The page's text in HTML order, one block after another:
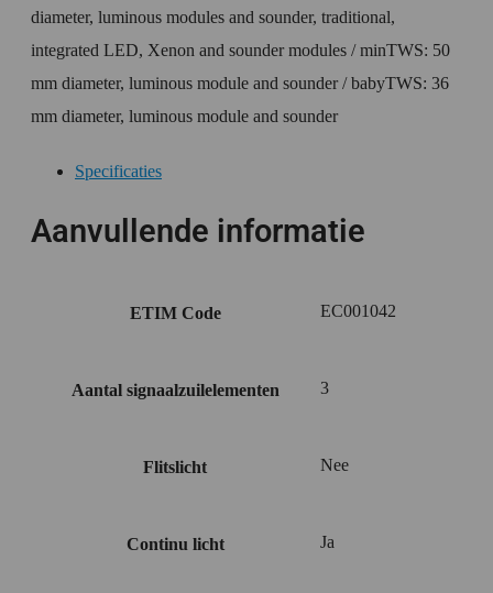
diameter, luminous modules and sounder, traditional,
integrated LED, Xenon and sounder modules / minTWS: 50
mm diameter, luminous module and sounder / babyTWS: 36
mm diameter, luminous module and sounder
Specificaties
Aanvullende informatie
ETIM Code EC001042
Aantal signaalzuilelementen 3
Flitslicht Nee
Continu licht Ja